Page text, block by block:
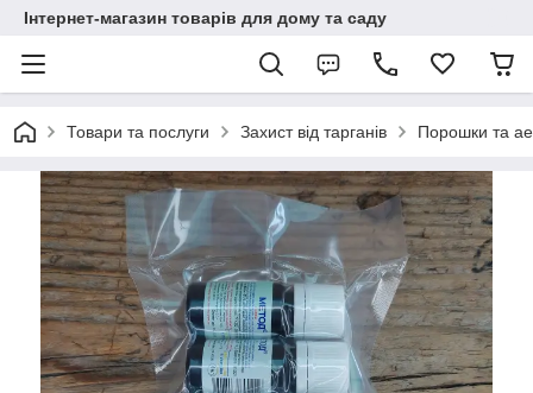
Інтернет-магазин товарів для дому та саду
Товари та послуги Захист від тарганів Порошки та